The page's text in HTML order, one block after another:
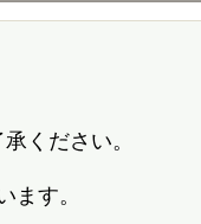
ください。
ます。